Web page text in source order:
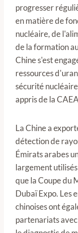
progresser
en matière de
nucléaire, de
de la formation
Chine s'est
ressources
sécurité
appris de la
La Chine a
détection de
Émirats arabes
largement
que la Coupe du
Dubaï Expo. Les
chinoises ont
partenariats